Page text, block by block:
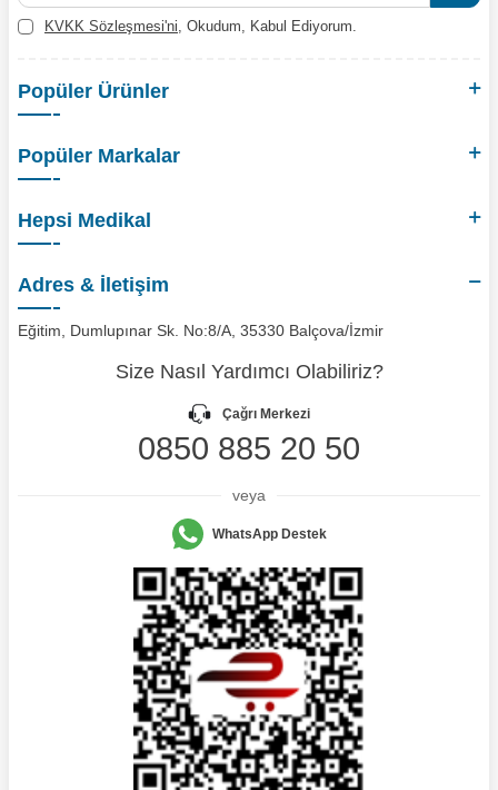
KVKK Sözleşmesi'ni , Okudum, Kabul Ediyorum.
Popüler Ürünler
Popüler Markalar
Hepsi Medikal
Adres & İletişim
Eğitim, Dumlupınar Sk. No:8/A, 35330 Balçova/İzmir
Size Nasıl Yardımcı Olabiliriz?
Çağrı Merkezi
0850 885 20 50
veya
WhatsApp Destek